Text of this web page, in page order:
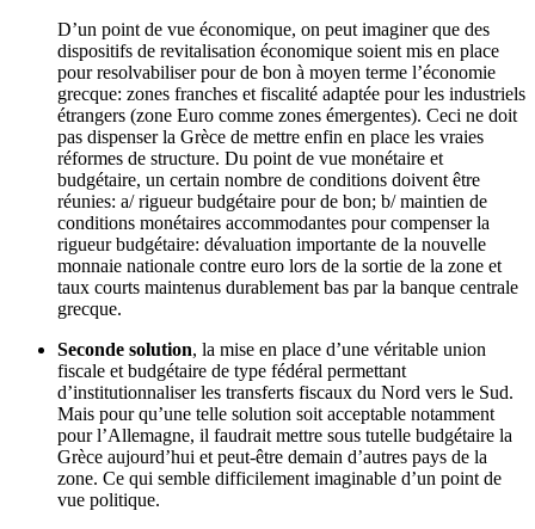
D’un point de vue économique, on peut imaginer que des
dispositifs de revitalisation économique soient mis en place
pour resolvabiliser pour de bon à moyen terme l’économie
grecque: zones franches et fiscalité adaptée pour les industriels
étrangers (zone Euro comme zones émergentes). Ceci ne doit
pas dispenser la Grèce de mettre enfin en place les vraies
réformes de structure. Du point de vue monétaire et
budgétaire, un certain nombre de conditions doivent être
réunies: a/ rigueur budgétaire pour de bon; b/ maintien de
conditions monétaires accommodantes pour compenser la
rigueur budgétaire: dévaluation importante de la nouvelle
monnaie nationale contre euro lors de la sortie de la zone et
taux courts maintenus durablement bas par la banque centrale
grecque.
Seconde solution, la mise en place d’une véritable union
fiscale et budgétaire de type fédéral permettant
d’institutionnaliser les transferts fiscaux du Nord vers le Sud.
Mais pour qu’une telle solution soit acceptable notamment
pour l’Allemagne, il faudrait mettre sous tutelle budgétaire la
Grèce aujourd’hui et peut-être demain d’autres pays de la
zone. Ce qui semble difficilement imaginable d’un point de
vue politique.